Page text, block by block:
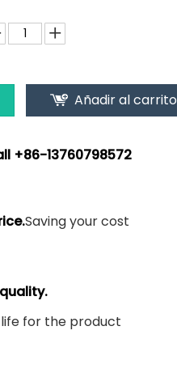
Añadir al carrito
+86-13760798572
Saving your cost
life for the product